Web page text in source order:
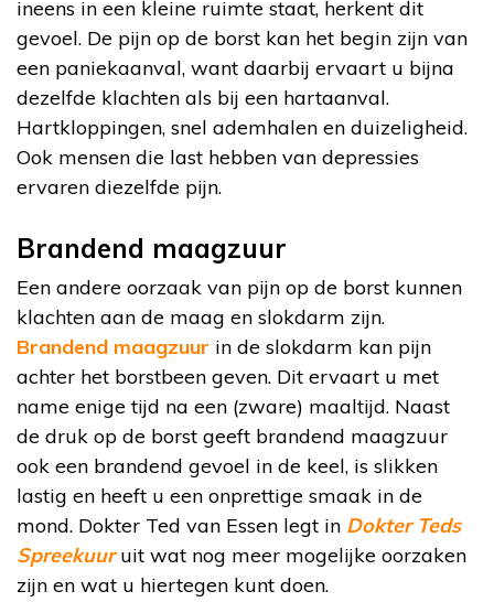
ineens in een kleine ruimte staat, herkent dit
gevoel. De pijn op de borst kan het begin zijn van
een paniekaanval, want daarbij ervaart u bijna
dezelfde klachten als bij een hartaanval.
Hartkloppingen, snel ademhalen en duizeligheid.
Ook mensen die last hebben van depressies
ervaren diezelfde pijn.
Brandend maagzuur
Een andere oorzaak van pijn op de borst kunnen
klachten aan de maag en slokdarm zijn.
Brandend maagzuur in de slokdarm kan pijn
achter het borstbeen geven. Dit ervaart u met
name enige tijd na een (zware) maaltijd. Naast
de druk op de borst geeft brandend maagzuur
ook een brandend gevoel in de keel, is slikken
lastig en heeft u een onprettige smaak in de
mond. Dokter Ted van Essen legt in Dokter Teds
Spreekuuruit wat nog meer mogelijke oorzaken
zijn en wat u hiertegen kunt doen.